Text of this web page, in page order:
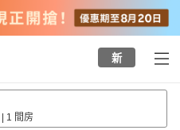
新
| 1 間房